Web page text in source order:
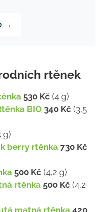
→
rtěnek
530 Kč (4 g)
BIO 340 Kč (3,5
g)
berry rtěnka730 Kč
500 Kč (4,2 g)
rtěnka 500 Kč (4,2
matná rtěnka 420